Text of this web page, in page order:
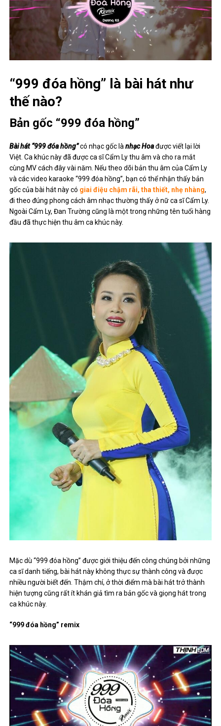
“999 đóa hồng” là bài hát như
thế nào?
Bản gốc “999 đóa hồng”
Bài hát “999 đóa hồng”có nhạc gốc lànhạc Hoađược viết lại lời
Việt. Ca khúc này đã được ca sĩ Cẩm Ly thu âm và cho ra mắt
cùng MV cách đây vài năm. Nếu theo dõi bản thu âm của Cẩm Ly
và các video karaoke “999 đóa hồng”, bạn có thể nhận thấy bản
gốc của bài hát này có giai điệu chậm rãi, tha thiết, nhẹ nhàng,
đi theo đúng phong cách âm nhạc thường thấy ở nữ ca sĩ Cẩm Ly.
Ngoài Cẩm Ly, Đan Trường cũng là một trong những tên tuổi hàng
đầu đã thực hiện thu âm ca khúc này.
Mặc dù “999 đóa hồng” được giới thiệu đến công chúng bởi những
ca sĩ danh tiếng, bài hát này không thực sự thành công và được
nhiều người biết đến. Thậm chí, ở thời điểm mà bài hát trở thành
hiện tượng cũng rất ít khán giả tìm ra bản gốc và giọng hát trong
ca khúc này.
“999 đóa hồng” remix